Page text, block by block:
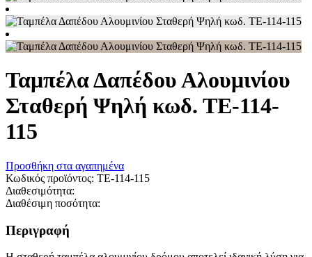
Ταμπέλα Δαπέδου Αλουμινίου
Σταθερή Ψηλή κωδ. ΤΕ-114-
115
Προσθήκη στα αγαπημένα
Κωδικός προϊόντος: TE-114-115
Διαθεσιμότητα:
Διαθέσιμη ποσότητα:
Περιγραφή